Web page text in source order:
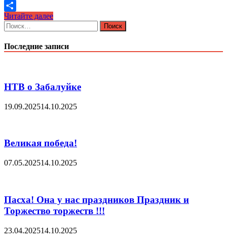
Email
Отправить
Светлая
и
добрая
память…
Читайте далее
Найти:
Последние записи
НТВ о Забалуйке
19.09.202514.10.2025
Великая победа!
07.05.202514.10.2025
Пасха! Она у нас праздников Праздник и
Торжество торжеств !!!
23.04.202514.10.2025